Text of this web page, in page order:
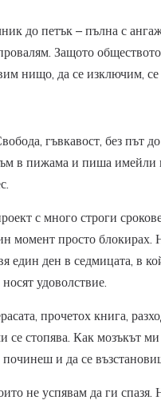
до петък – пълна с
Защото
нищо, да се изключим, се
гъвкавост, без път
в пижама и пиша
с много строги
момент просто
един ден в седмицата, в
удоволствие.
прочетох книга,
стопява. Как мозъкът
починеш и да се
не успявам да ги